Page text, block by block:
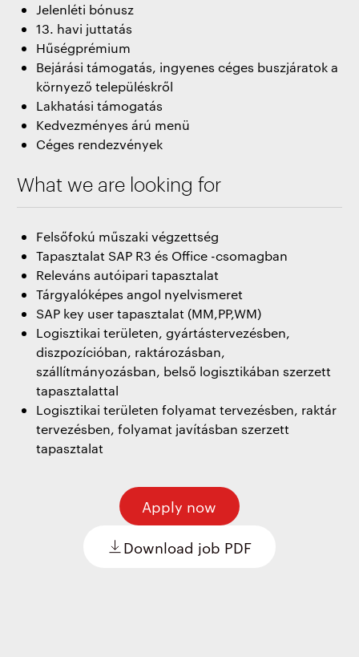
Jelenléti bónusz
13. havi juttatás
Hűségprémium
Bejárási támogatás, ingyenes céges buszjáratok a
környező településkről
Lakhatási támogatás
Kedvezményes árú menü
Céges rendezvények
What we are looking for
Felsőfokú műszaki végzettség
Tapasztalat SAP R3 és Office -csomagban
Releváns autóipari tapasztalat
Tárgyalóképes angol nyelvismeret
SAP key user tapasztalat (MM,PP,WM)
Logisztikai területen, gyártástervezésben,
diszpozícióban, raktározásban,
szállítmányozásban, belső logisztikában szerzett
tapasztalattal
Logisztikai területen folyamat tervezésben, raktár
tervezésben, folyamat javításban szerzett
tapasztalat
Apply now
Download job PDF